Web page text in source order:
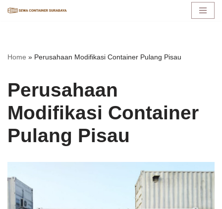
konten
Home » Perusahaan Modifikasi Container Pulang Pisau
Perusahaan
Modifikasi Container
Pulang Pisau